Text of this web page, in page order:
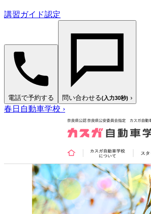
講習ガイド認定
電話で予約する 問い合わせる(入力30秒) ›
春日自動車学校 ›